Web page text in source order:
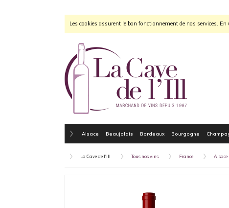
Les cookies assurent le bon fonctionnement de nos services.
Alsace Beaujolais Bordeaux Bourgogne
La Cave de l'Ill Tous nos vins France Alsace